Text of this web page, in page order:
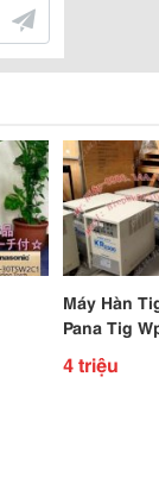
Máy Hàn
Pana Tig
4 triệu